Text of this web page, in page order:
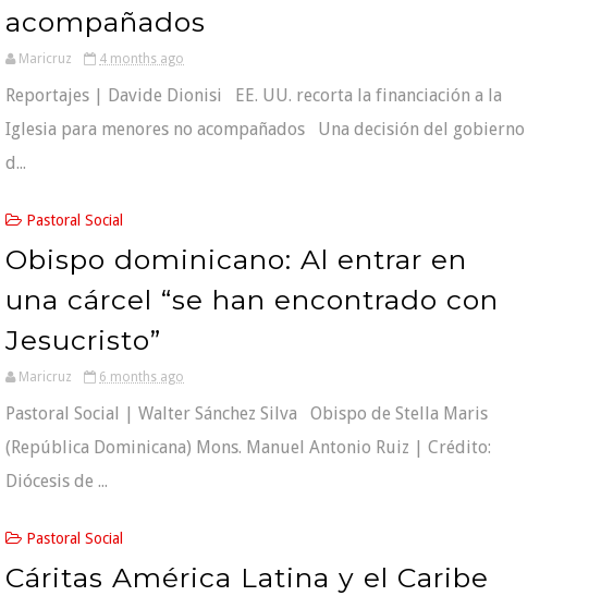
acompañados
Maricruz 4 months ago
Reportajes | Davide Dionisi EE. UU. recorta la financiación a la
Iglesia para menores no acompañados Una decisión del gobierno
d...
Pastoral Social
Obispo dominicano: Al entrar en
una cárcel “se han encontrado con
Jesucristo”
Maricruz 6 months ago
Pastoral Social | Walter Sánchez Silva Obispo de Stella Maris
(República Dominicana) Mons. Manuel Antonio Ruiz | Crédito:
Diócesis de ...
Pastoral Social
Cáritas América Latina y el Caribe